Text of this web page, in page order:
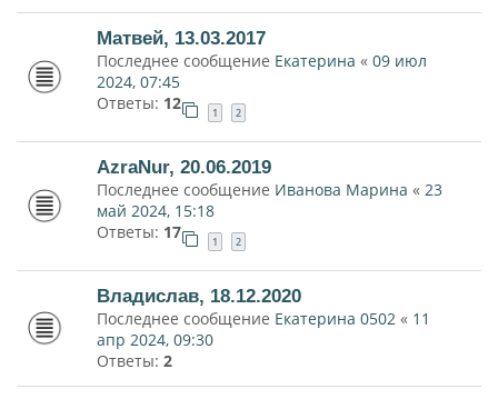
Матвей, 13.03.2017
Последнее сообщение Екатерина « 09 июл
2024, 07:45
Ответы: 12 1 2
AzraNur, 20.06.2019
Последнее сообщение Иванова Марина « 23
май 2024, 15:18
Ответы: 17 1 2
Владислав, 18.12.2020
Последнее сообщение Екатерина 0502 « 11
апр 2024, 09:30
Ответы: 2